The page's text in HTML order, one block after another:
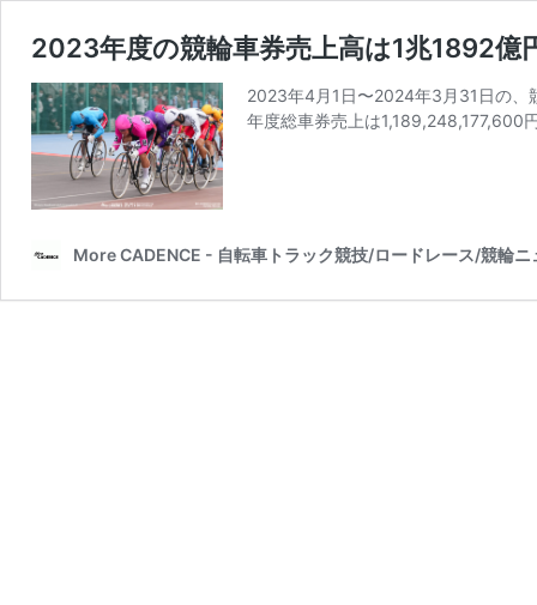
2023年度の競輪車券売上高は1兆1892億
2023年4月1日〜2024年3月31日の、
年度総車券売上は
More CADENCE - 自転車トラック競技/ロードレース/競輪ニ